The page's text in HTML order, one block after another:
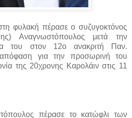
φυλακή πέρασε ο συζυγοκτόνος
Αναγνωστόπουλος μετά την
του στον 12ο ανακριτή Παν.
για την προσωρινή του
της 20χρονης Καρολάιν στις 11
πέρασε το κατώφλι των